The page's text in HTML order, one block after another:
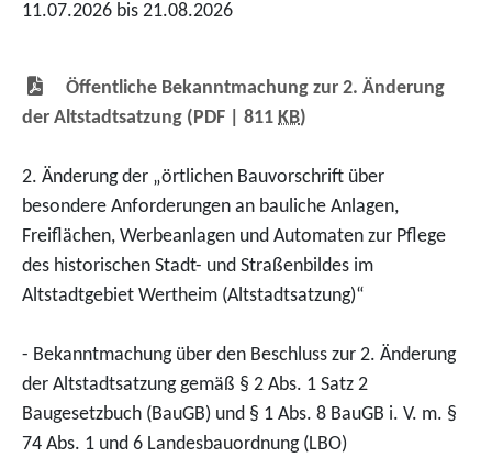
11.07.2026 bis 21.08.2026
Öffentliche Bekanntmachung zur 2. Änderung
der Altstadtsatzung (PDF | 811 KB)
2. Änderung der „örtlichen Bauvorschrift über
besondere Anforderungen an bauliche Anlagen,
Freiflächen, Werbeanlagen und Automaten zur Pflege
des historischen Stadt- und Straßenbildes im
Altstadtgebiet Wertheim (Altstadtsatzung)“
- Bekanntmachung über den Beschluss zur 2. Änderung
der Altstadtsatzung gemäß § 2 Abs. 1 Satz 2
Baugesetzbuch (BauGB) und § 1 Abs. 8 BauGB i. V. m. §
74 Abs. 1 und 6 Landesbauordnung (LBO)